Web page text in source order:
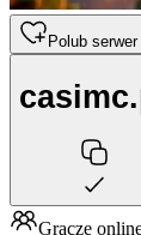
Polub serwer
Gracze